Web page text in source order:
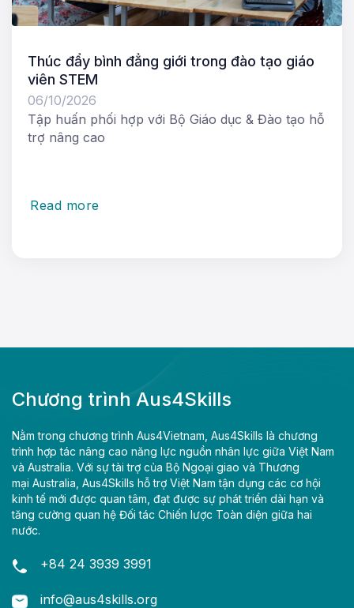
Thúc đẩy bình đẳng giới trong đào tạo giáo
viên STEM
06/10/2026
Tập huấn phối hợp với Bộ Giáo dục & Đào tạo hỗ
trợ nâng cao
Read more
Chương trình Aus4Skills
Nằm trong chương trình Aus4Vietnam, Aus4Skills là chương
trình hợp tác nâng cao năng lực nguồn nhân lực giữa Việt Nam
và Australia. Với sự tài trợ của Bộ Ngoại giao và Thương
mại Australia, Aus4Skills hỗ trợ Việt Nam tận dụng các cơ hội
kinh tế mới được quan tâm, đạt được sự phát triển dài hạn và
tăng cường quan hệ Đối tác Chiến lược Toàn diện giữa hai
nước.
+84 24 3939 3991
info@aus4skills.org